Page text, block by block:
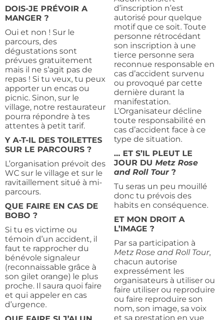
DOIS-JE PRÉVOIR A
MANGER ?
Oui et non ! Sur le
parcours, des
dégustations sont
prévues gratuitement
mais il ne s’agit pas de
repas ! Si tu veux, tu peux
apporter un encas ou
picnic. Sinon, sur le
village, notre restaurateur
pourra répondre à tes
attentes à petit tarif.
Y A-T-IL DES TOILETTES
SUR LE PARCOURS ?
L’organisation prévoit des
WC sur le village et sur le
ravitaillement situé à mi-
parcours.
QUE FAIRE EN CAS DE
BOBO ?
Si tu es victime ou
témoin d’un accident, il
faut te rapprocher du
bénévole signaleur
(reconnaissable grâce à
son gilet orange) le plus
proche. Il saura quoi faire
et qui appeler en cas
d’urgence.
d’inscription n’est
autorisé pour quelque
motif que ce soit. Toute
personne rétrocédant
son inscription à une
tierce personne sera
reconnue responsable en
cas d’accident survenu
ou provoqué par cette
dernière durant la
manifestation.
L’Organisateur décline
toute responsabilité en
cas d’accident face à ce
type de situation.
… ET S’IL PLEUT LE
JOUR DU Metz Rose
and Roll Tour?
Tu seras un peu mouillé
donc tu prévois des
habits en conséquence.
ET MON DROIT A
L’IMAGE ?
Par sa participation à
Metz Rose and Roll Tour,
chacun autorise
expressément les
organisateurs à utiliser ou
faire utiliser ou reproduire
ou faire reproduire son
nom, son image, sa voix
et sa prestation en vue